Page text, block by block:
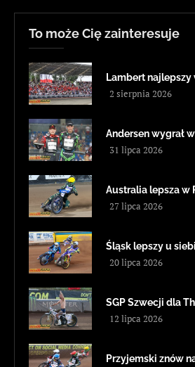
To może Cię zainteresuje
Lambert najlepszy
2 sierpnia 2026
Andersen wygrał
31 lipca 2026
Australia lepsza w
27 lipca 2026
Śląsk lepszy u
20 lipca 2026
SGP Szwecji dla
12 lipca 2026
Przyjemski znów